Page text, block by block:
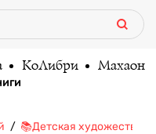
КоЛибри Махаон
📚Детская